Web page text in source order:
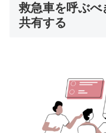
救急車を呼ぶべ
共有する